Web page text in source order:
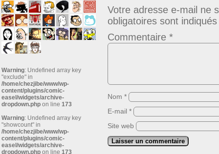
Warning: Undefined array key
"exclude" in
/home/chezjibe/www/wp-
content/plugins/comic-
easel/widgets/archive-
dropdown.php on line 173
Warning: Undefined array key
"showcount" in
/home/chezjibe/www/wp-
content/plugins/comic-
easel/widgets/archive-
dropdown.php on line 173
Votre adresse e-mail ne
obligatoires sont
Commentaire *
Nom *
E-mail *
Site web